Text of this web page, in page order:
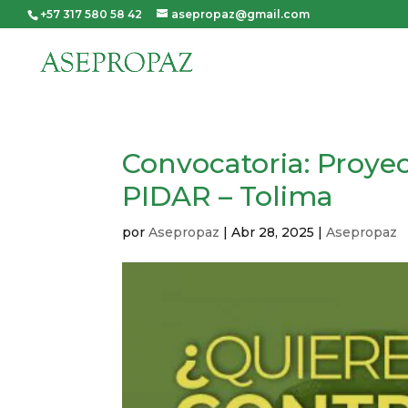
+57 317 580 58 42 asepropaz@gmail.com
Convocatoria:
PIDAR – Tolima
porAsepropaz |Abr 28, 2025 |Asepropaz